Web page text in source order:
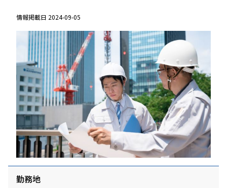
情報掲載日 2024-09-05
勤務地